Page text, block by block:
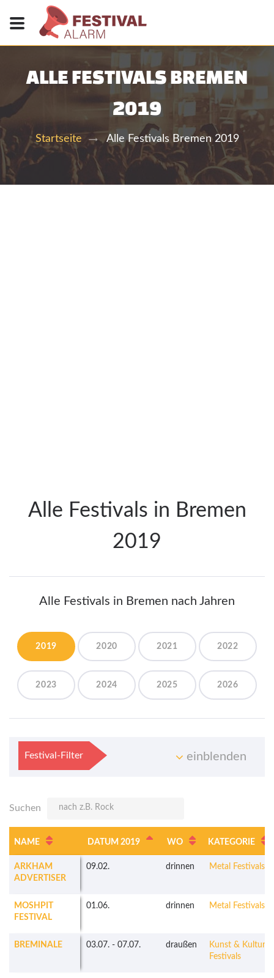
ALLE FESTIVALS BREMEN
2019
Startseite Alle Festivals Bremen 2019
Alle Festivals in Bremen
2019
Alle Festivals in Bremen nach Jahren
2019 2020 2021 2022
2023 2024 2025 2026
Festival-Filter einblenden
Suchen
NAME DATUM 2019 WO KATEGORIE
ARKHAM
ADVERTISER
09.02. drinnen Metal Festivals
MOSHPIT
FESTIVAL
01.06. drinnen Metal Festivals
BREMINALE 03.07. - 07.07. draußen
Kunst & Kultur
Festivals